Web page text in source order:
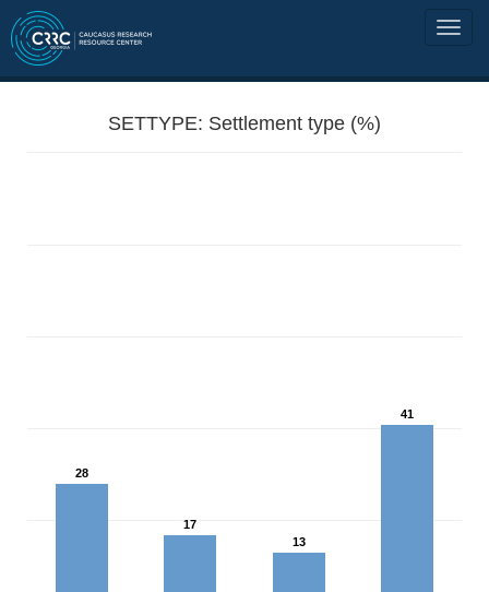
SETTYPE: Settlement type (%)
28
17
13
41